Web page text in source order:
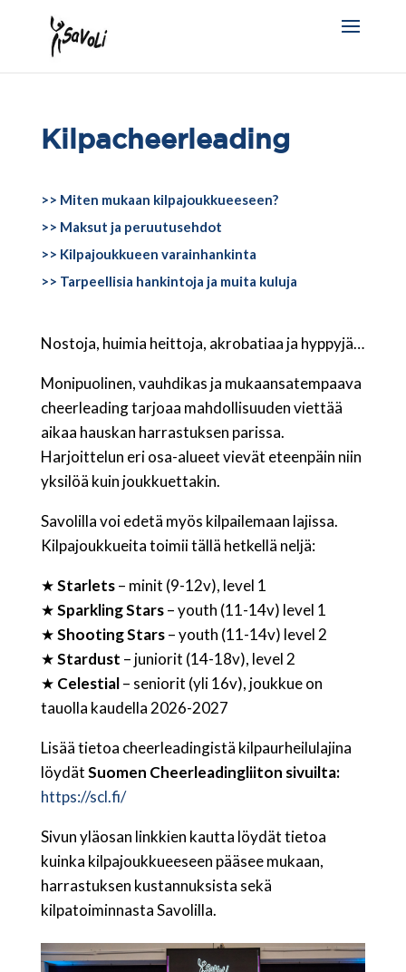
Kilpacheerleading
>> Miten mukaan kilpajoukkueeseen?
>> Maksut ja peruutusehdot
>> Kilpajoukkueen varainhankinta
>> Tarpeellisia hankintoja ja muita kuluja
Nostoja, huimia heittoja, akrobatiaa ja hyppyjä…
Monipuolinen, vauhdikas ja mukaansatempaava
cheerleading tarjoaa mahdollisuuden viettää
aikaa hauskan harrastuksen parissa.
Harjoittelun eri osa-alueet vievät eteenpäin niin
yksilöä kuin joukkuettakin.
Savolilla voi edetä myös kilpailemaan lajissa.
Kilpajoukkueita toimii tällä hetkellä neljä:
★Starlets– minit (9-12v), level 1
★Sparkling Stars– youth (11-14v) level 1
★Shooting Stars– youth (11-14v) level 2
★Stardust – juniorit (14-18v), level 2
★ Celestial– seniorit (yli 16v), joukkue on
tauolla kaudella 2026-2027
Lisää tietoa cheerleadingistä kilpaurheilulajina
löydätSuomen Cheerleadingliiton sivuilta:
https://scl.fi/
Sivun yläosan linkkien kautta löydät tietoa
kuinka kilpajoukkueeseen pääsee mukaan,
harrastuksen kustannuksista sekä
kilpatoiminnasta Savolilla.